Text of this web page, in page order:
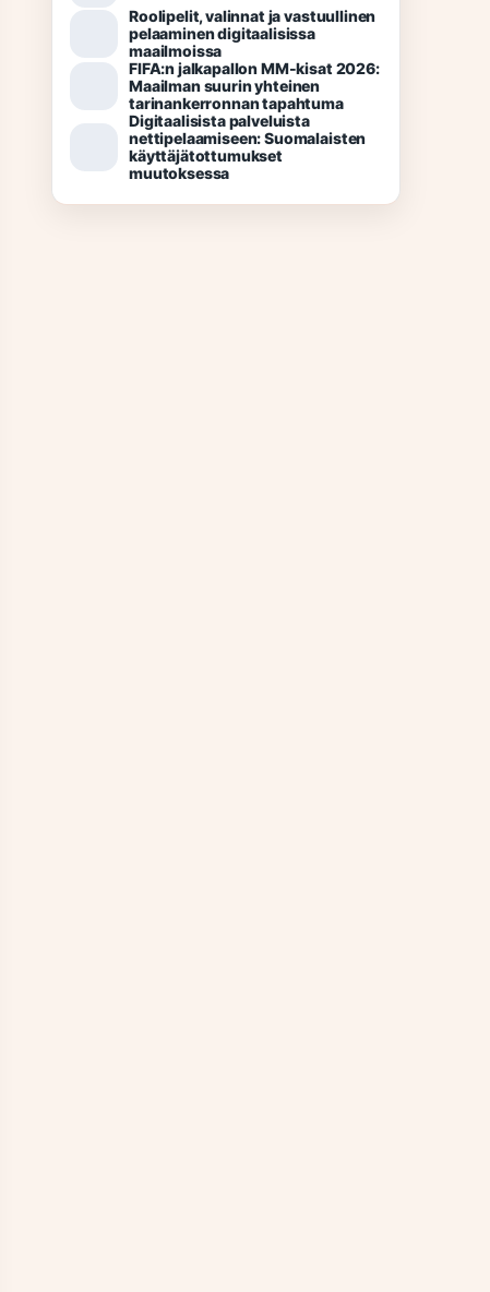
Roolipelit, valinnat ja vastuullinen
pelaaminen digitaalisissa
maailmoissa
FIFA:n jalkapallon MM-kisat 2026:
Maailman suurin yhteinen
tarinankerronnan tapahtuma
Digitaalisista palveluista
nettipelaamiseen: Suomalaisten
käyttäjätottumukset
muutoksessa